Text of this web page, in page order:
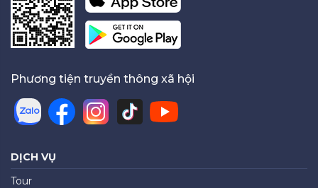
Phương tiện truyền thông xã hội
DỊCH VỤ
Tour